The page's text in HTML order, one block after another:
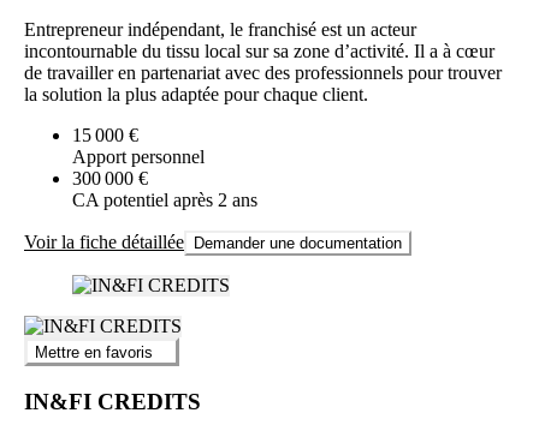
Entrepreneur indépendant, le franchisé est un acteur
incontournable du tissu local sur sa zone d’activité. Il a à cœur
de travailler en partenariat avec des professionnels pour trouver
la solution la plus adaptée pour chaque client.
15 000 €
Apport personnel
300 000 €
CA potentiel après 2 ans
Voir la fiche détaillée Demander une documentation
Mettre en favoris
IN&FI CREDITS